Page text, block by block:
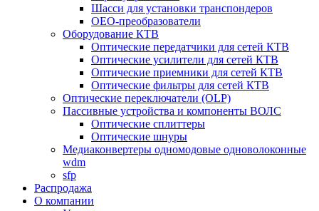
Шасси для установки транспондеров
OEO-преобразователи
Оборудование КТВ
Оптические передатчики для сетей КТВ
Оптические усилители для сетей КТВ
Оптические приемники для сетей КТВ
Оптические фильтры для сетей КТВ
Оптические переключатели (OLP)
Пассивные устройства и компоненты ВОЛС
Оптические сплиттеры
Оптические шнуры
Медиаконвертеры одномодовые одноволоконные
wdm
sfp
Распродажа
О компании